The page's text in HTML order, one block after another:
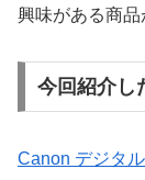
興味がある商品
今回紹介し
Canon デジタ